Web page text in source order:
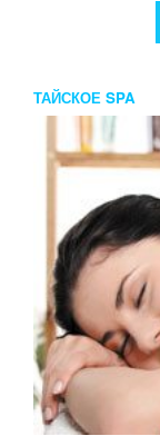
ТАЙСКОЕ SPA